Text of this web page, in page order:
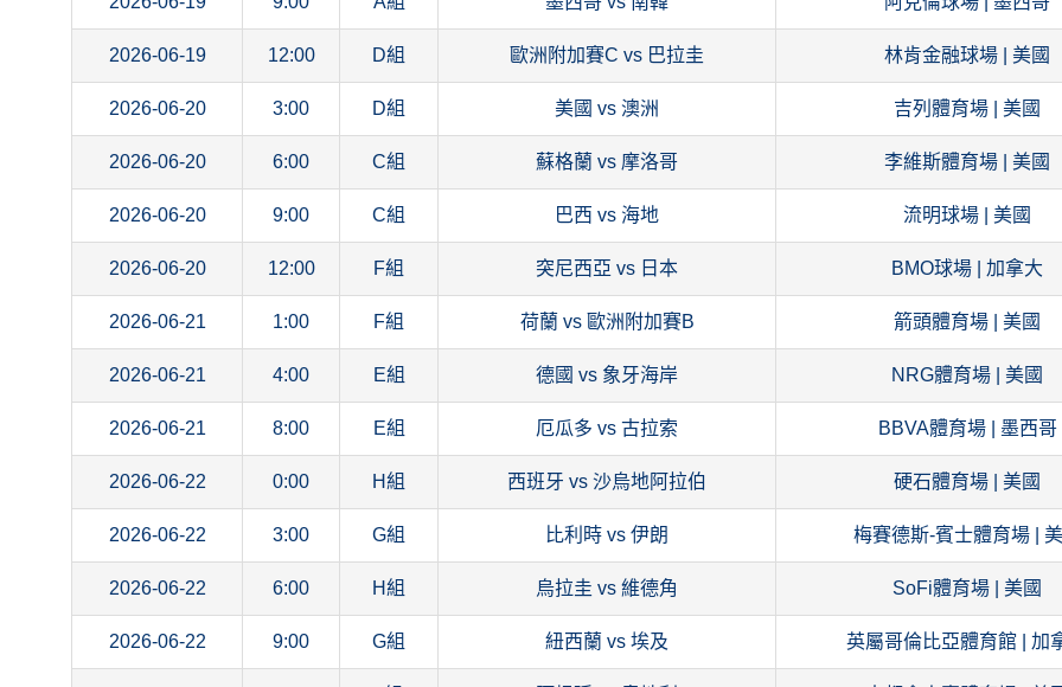
2026-06-19 12:00 D組 歐洲附加賽C vs 巴拉圭 林肯金融球場 | 美國
2026-06-20 3:00 D組 美國 vs 澳洲 吉列體育場 | 美國
2026-06-20 6:00 C組 蘇格蘭 vs 摩洛哥 李維斯體育場 | 美國
2026-06-20 9:00 C組 巴西 vs 海地 流明球場 | 美國
2026-06-20 12:00 F組 突尼西亞 vs 日本 BMO球場 | 加拿大
2026-06-21 1:00 F組 荷蘭 vs 歐洲附加賽B 箭頭體育場 | 美國
2026-06-21 4:00 E組 德國 vs 象牙海岸 NRG體育場 | 美國
2026-06-21 8:00 E組 厄瓜多 vs 古拉索 BBVA體育場 | 墨西哥
2026-06-22 0:00 H組 西班牙 vs 沙烏地阿拉伯 硬石體育場 | 美國
2026-06-22 3:00 G組 比利時 vs 伊朗 梅賽德斯-賓士體育場 |
2026-06-22 6:00 H組 烏拉圭 vs 維德角 SoFi體育場 | 美國
2026-06-22 9:00 G組 紐西蘭 vs 埃及 英屬哥倫比亞體育館 | 加